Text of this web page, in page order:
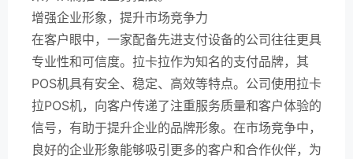
增强企业形象，提升市场竞争力
在客户眼中，一家配备先进支付设备的公司往往更具
专业性和可信度。拉卡拉作为知名的支付品牌，其
POS机具有安全、稳定、高效等特点。公司使用拉卡
拉POS机，向客户传递了注重服务质量和客户体验的
信号，有助于提升企业的品牌形象。在市场竞争中，
良好的企业形象能够吸引更多的客户和合作伙伴，为